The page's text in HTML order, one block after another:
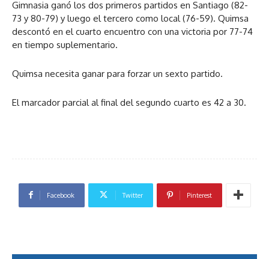
Gimnasia ganó los dos primeros partidos en Santiago (82-
73 y 80-79) y luego el tercero como local (76-59). Quimsa
descontó en el cuarto encuentro con una victoria por 77-74
en tiempo suplementario.
Quimsa necesita ganar para forzar un sexto partido.
El marcador parcial al final del segundo cuarto es 42 a 30.
Facebook Twitter Pinterest